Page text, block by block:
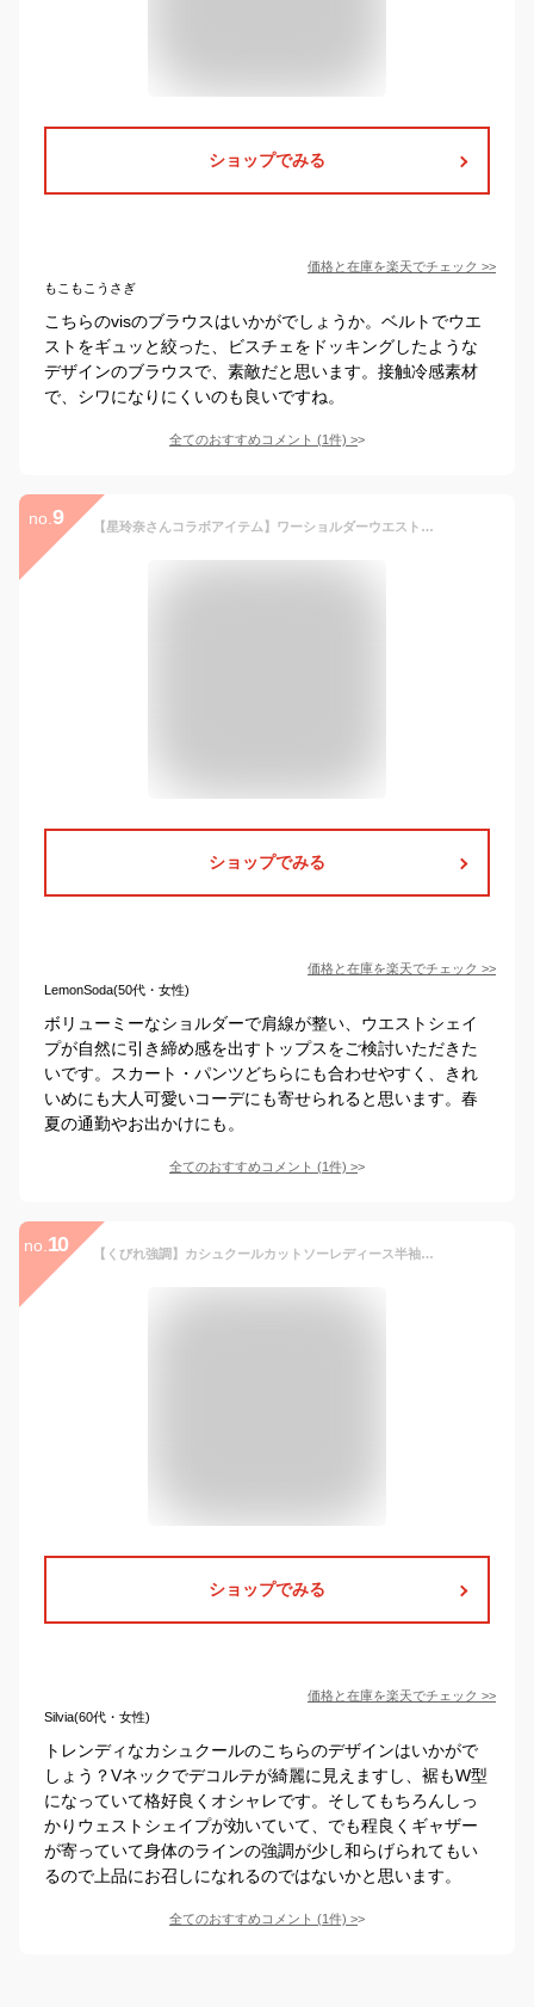
ショップでみる
価格と在庫を楽天でチェック >>
もこもこうさぎ
こちらのvisのブラウスはいかがでしょうか。ベルトでウエ
ストをギュッと絞った、ビスチェをドッキングしたような
デザインのブラウスで、素敵だと思います。接触冷感素材
で、シワになりにくいのも良いですね。
全てのおすすめコメント (1件) >
no. 9 【星玲奈さんコラボアイテム】ワーショルダーウエストシェイプトップス／ユアーズ（ur's）
ショップでみる
価格と在庫を楽天でチェック >>
LemonSoda(50代・女性)
ボリューミーなショルダーで肩線が整い、ウエストシェイ
プが自然に引き締め感を出すトップスをご検討いただきた
いです。スカート・パンツどちらにも合わせやすく、きれ
いめにも大人可愛いコーデにも寄せられると思います。春
夏の通勤やお出かけにも。
全てのおすすめコメント (1件) >
no. 10 【くびれ強調】カシュクールカットソーレディース半袖VネックトップスきれいめサイドギャザーボタンアシンメトリーブラウスTシャツ無地スリムウエストマーク着痩せ体型カバー細見え二の腕カバーオフィス通勤事務服ビジネスカジュアルデート30代40代50代ストレッチ
ショップでみる
価格と在庫を楽天でチェック >>
Silvia(60代・女性)
トレンディなカシュクールのこちらのデザインはいかがで
しょう？Vネックでデコルテが綺麗に見えますし、裾もW型
になっていて格好良くオシャレです。そしてもちろんしっ
かりウェストシェイプが効いていて、でも程良くギャザー
が寄っていて身体のラインの強調が少し和らげられてもい
るので上品にお召しになれるのではないかと思います。
全てのおすすめコメント (1件) >